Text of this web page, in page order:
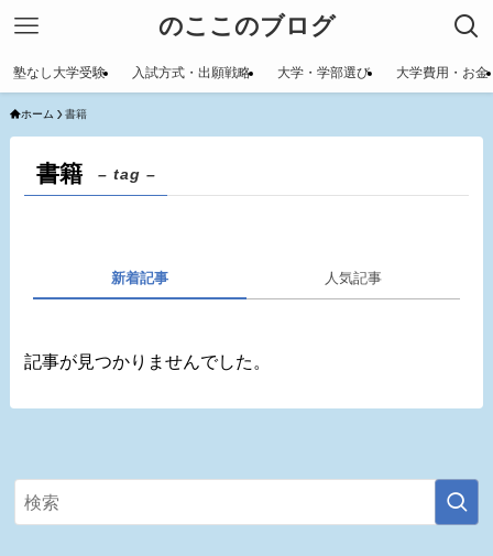
のここのブログ
塾なし大学受験 入試方式・出願戦略 大学・学部選び 大学費用・お金
ホーム 書籍
書籍 – tag –
新着記事 人気記事
記事が見つかりませんでした。